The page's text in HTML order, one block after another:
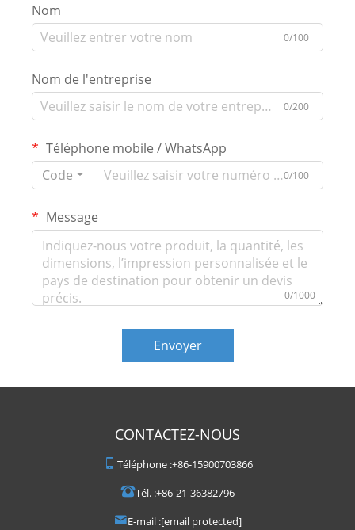
Nom
0/100
Nom de l'entreprise
0/200
Téléphone mobile / WhatsApp
Code
0/100
Message
0/1000
Envoyer
CONTACTEZ-NOUS
Téléphone :+86-15900703866
Tél. :+86-21-36382796
E-mail :[email protected]